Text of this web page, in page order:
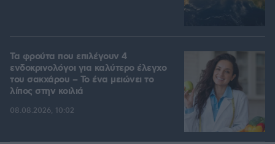
Τα φρούτα που επιλέγουν 4
ενδοκρινολόγοι για καλύτερο έλεγχο
του σακχάρου – Το ένα μειώνει το
λίπος στην κοιλιά
08.08.2026, 10:02